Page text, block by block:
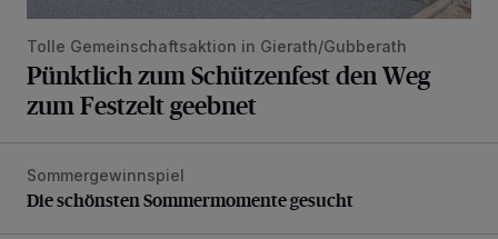
Tolle Gemeinschaftsaktion in Gierath/Gubberath
Pünktlich zum Schützenfest den Weg
zum Festzelt geebnet
Die schönsten Sommermomente gesucht
Sommergewinnspiel
Die schönsten Sommermomente gesucht